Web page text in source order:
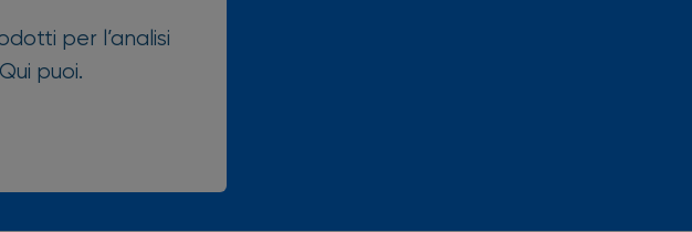
per l’analisi
puoi.